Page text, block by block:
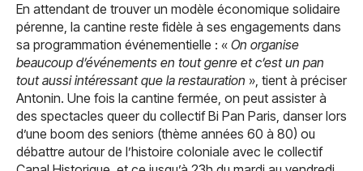
En attendant de trouver un modèle économique solidaire
pérenne, la cantine reste fidèle à ses engagements dans
sa programmation événementielle : « On organise
beaucoup d’événements en tout genre et c’est un pan
tout aussi intéressant que la restauration », tient à préciser
Antonin. Une fois la cantine fermée, on peut assister à
des spectacles queer du collectif Bi Pan Paris, danser lors
d’une boom des seniors (thème années 60 à 80) ou
débattre autour de l’histoire coloniale avec le collectif